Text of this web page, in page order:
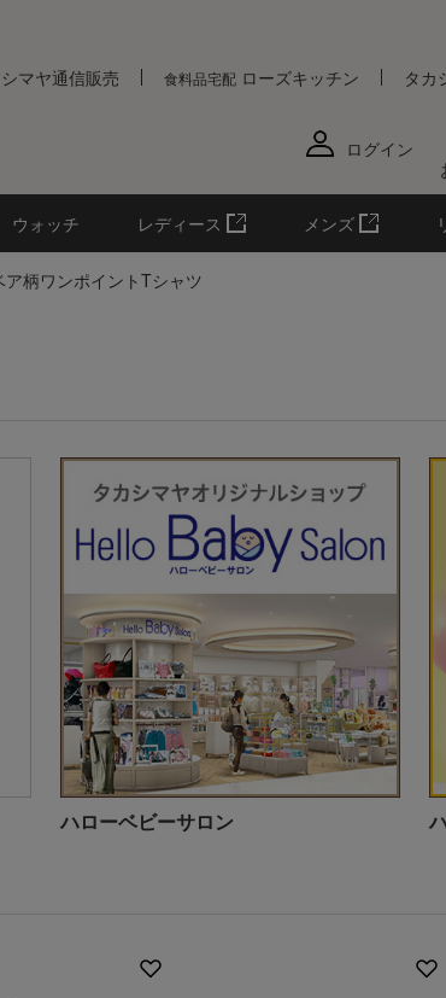
マヤ通信販売 食料品宅配 ローズキッチン タカ
ログイン
ウォッチ レディース メンズ
ア柄ワンポイントTシャツ
ハローベビーサロン